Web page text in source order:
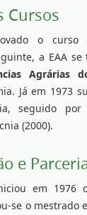
Cursos
o curso
a EAA
Agrárias
Já em 1973
seguido por
(2000).
e
em 1976
se o mestrado